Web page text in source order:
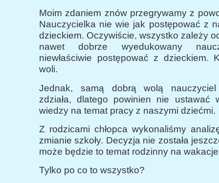
Moim zdaniem znów przegrywamy z
Nauczycielka nie wie jak postępować z
dzieckiem. Oczywiście, wszystko zależy
nawet dobrze wyedukowany
niewłaściwie postępować z dzieckiem.
woli.
Jednak, samą dobrą wolą
zdziała, dlatego powinien nie ustawać
wiedzy na temat pracy z naszymi dziećmi.
Z rodzicami chłopca wykonaliśmy
zmianie szkoły. Decyzja nie została
może będzie to temat rodzinny na
Tylko po co to wszystko?